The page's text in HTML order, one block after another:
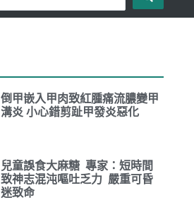
倒甲嵌入甲肉致紅腫痛流膿變甲
溝炎 小心錯剪趾甲發炎惡化
兒童誤食大麻糖 專家：短時間
致神志混沌嘔吐乏力 嚴重可昏
迷致命